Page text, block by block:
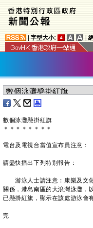
字型大小:
​數個泳灘懸掛紅旗
＊ ＊ ＊ ＊ ＊ ＊ ＊ ＊
電台及電視台當值宣布員注意：
請盡快播出下列特別報告：
游泳人士請注意：康樂及文化
關係，港島南區的大浪灣泳灘，
已懸掛紅旗，顯示在該處游泳會
完